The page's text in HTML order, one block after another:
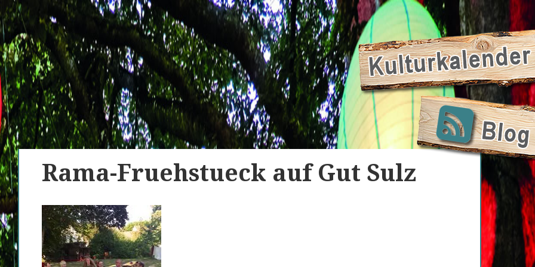
Rama-Fruehstueck auf Gut Sulz